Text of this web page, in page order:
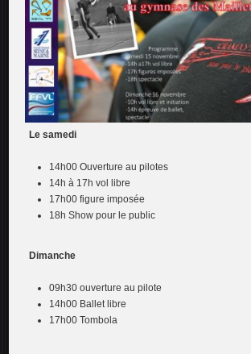
Le samedi
14h00 Ouverture au pilotes
14h à 17h vol libre
17h00 figure imposée
18h Show pour le public
Dimanche
09h30 ouverture au pilote
14h00 Ballet libre
17h00 Tombola